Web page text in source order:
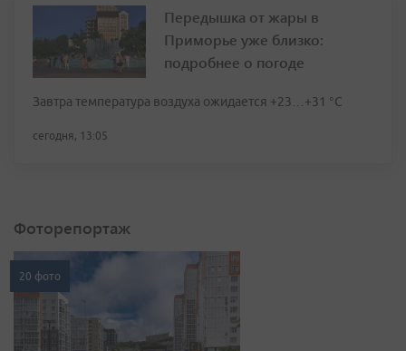
Передышка от жары в
Приморье уже близко:
подробнее о погоде
Завтра температура воздуха ожидается +23…+31 °C
сегодня, 13:05
Фоторепортаж
20 фото